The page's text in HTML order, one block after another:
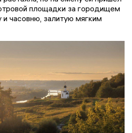
площадки за городищем
часовню, залитую мягким